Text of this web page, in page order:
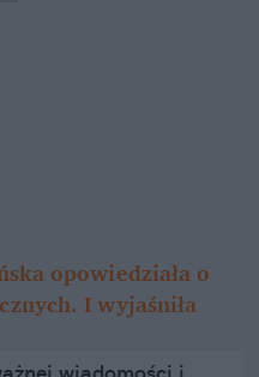
opowiedziała o
I wyjaśniła